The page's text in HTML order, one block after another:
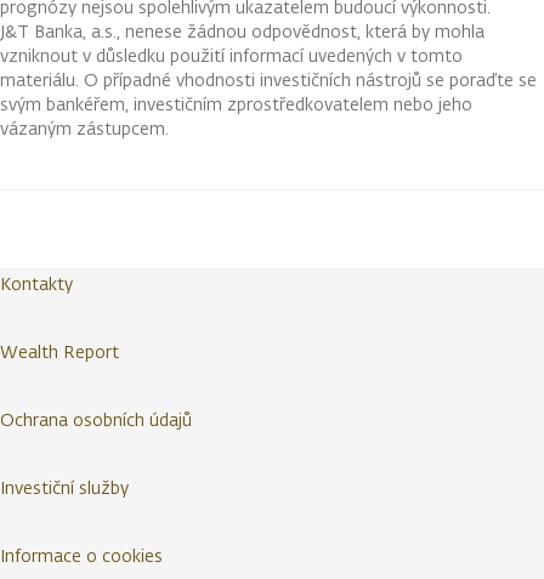
prognózy nejsou spolehlivým ukazatelem budoucí výkonnosti.
J&T Banka, a.s., nenese žádnou odpovědnost, která by mohla
vzniknout v důsledku použití informací uvedených v tomto
materiálu. O případné vhodnosti investičních nástrojů se poraďte se
svým bankéřem, investičním zprostředkovatelem nebo jeho
vázaným zástupcem.
Kontakty
Wealth Report
Ochrana osobních údajů
Investiční služby
Informace o cookies